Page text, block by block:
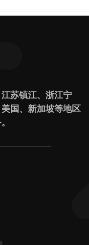
苏镇江、浙江宁
国、新加坡等地区